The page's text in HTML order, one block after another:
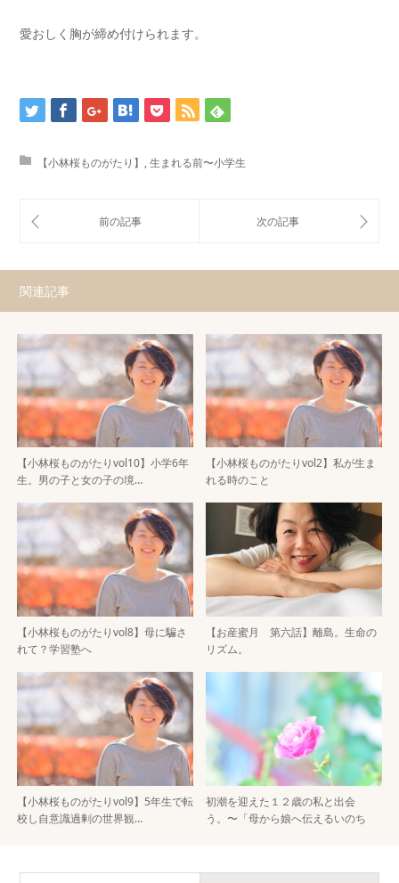
愛おしく胸が締め付けられます。
【小林桜ものがたり】 ,生まれる前〜小学生
関連記事
【小林桜ものがたりvol10】小学6年
生。男の子と女の子の境…
【小林桜ものがたりvol2】私が生ま
れる時のこと
【小林桜ものがたりvol8】母に騙さ
れて？学習塾へ
【お産蜜月 第六話】離島。生命の
リズム。
【小林桜ものがたりvol9】5年生で転
校し自意識過剰の世界観…
初潮を迎えた１２歳の私と出会
う。〜「母から娘へ伝えるいのち